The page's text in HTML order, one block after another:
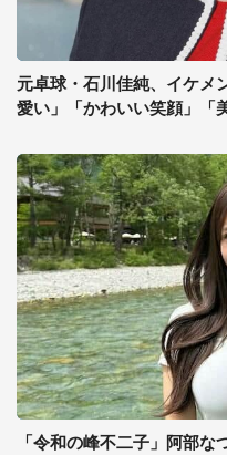
元卓球・石川佳純、イケメ
愛い」「かわいい笑顔」「
「令和の峰不二子」阿部